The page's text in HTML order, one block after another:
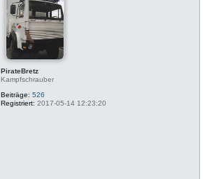
PirateBretz
Kampfschrauber
Beiträge: 526
Registriert: 2017-05-14 12:23:20